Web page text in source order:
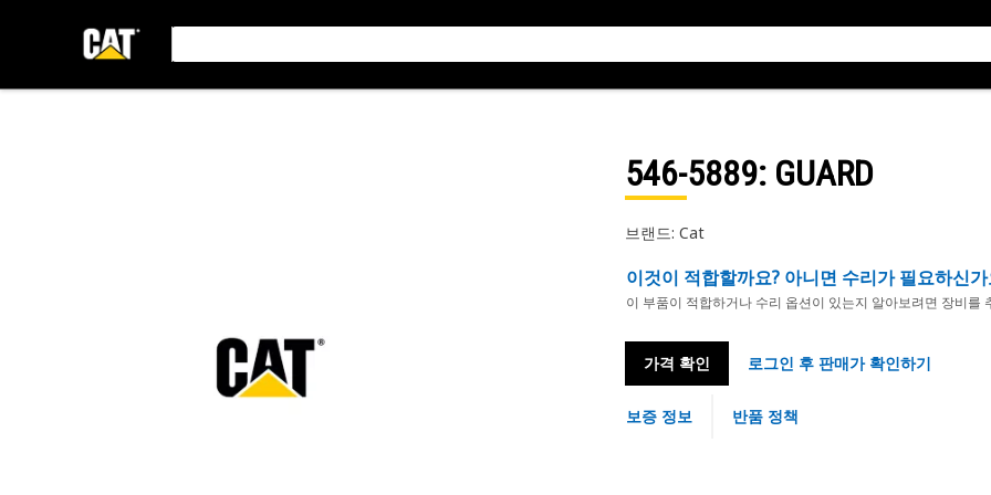
546-5889: GUARD
브랜드: Cat
이것이 적합할까요? 아니면 수리가 필요하신가
이 부품이 적합하거나 수리 옵션이 있는지 알아보려면 장비를
가격 확인 로그인 후 판매가 확인하기
보증 정보 반품 정책